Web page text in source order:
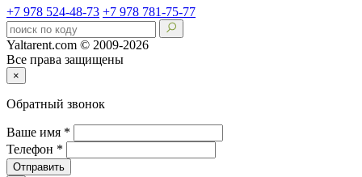
+7 978 524-48-73 +7 978 781-75-77
Yaltarent.com © 2009-2026
Все права защищены
×
Обратный звонок
Ваше имя *
Телефон *
Отправить